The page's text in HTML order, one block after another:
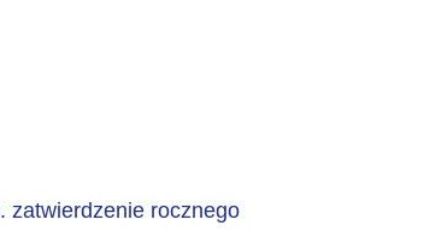
zatwierdzenie rocznego